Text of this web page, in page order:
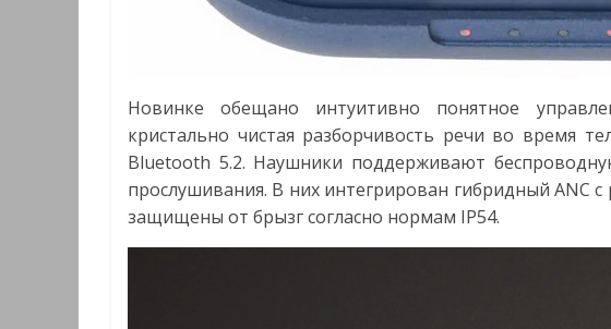
Новинке обещано интуитивно понятное
кристально чистая разборчивость речи во время
Bluetooth 5.2. Наушники поддерживают
прослушивания. В них интегрирован гибридный
защищены от брызг согласно нормам IP54.